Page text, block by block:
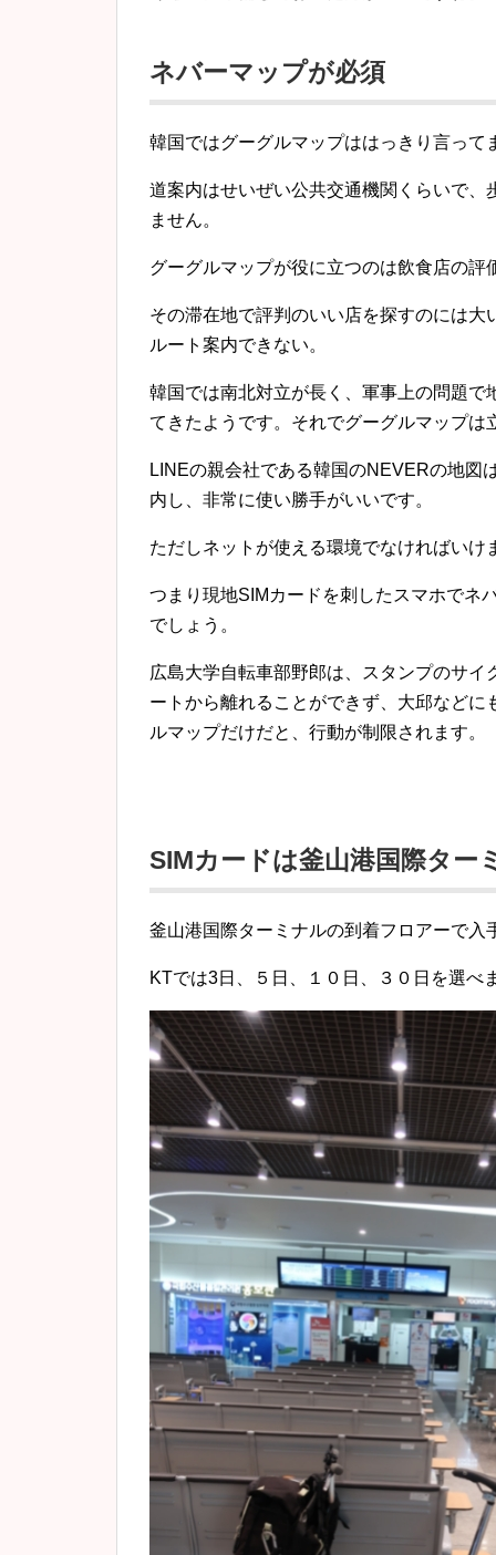
ネバーマップが必須
韓国ではグーグルマップははっきり言って
道案内はせいぜい公共交通機関くらいで
ません。
グーグルマップが役に立つのは飲食店の評
その滞在地で評判のいい店を探すのには
ルート案内できない。
韓国では南北対立が長く、軍事上の問題
てきたようです。それでグーグルマップは
LINEの親会社である韓国のNEVERの地図
内し、非常に使い勝手がいいです。
ただしネットが使える環境でなければいけ
つまり現地SIMカードを刺したスマホでネ
でしょう。
広島大学自転車部野郎は、スタンプのサ
ートから離れることができず、大邱など
ルマップだけだと、行動が制限されます。
SIMカードは釜山港国際ター
釜山港国際ターミナルの到着フロアーで入
KTでは3日、５日、１０日、３０日を選べ